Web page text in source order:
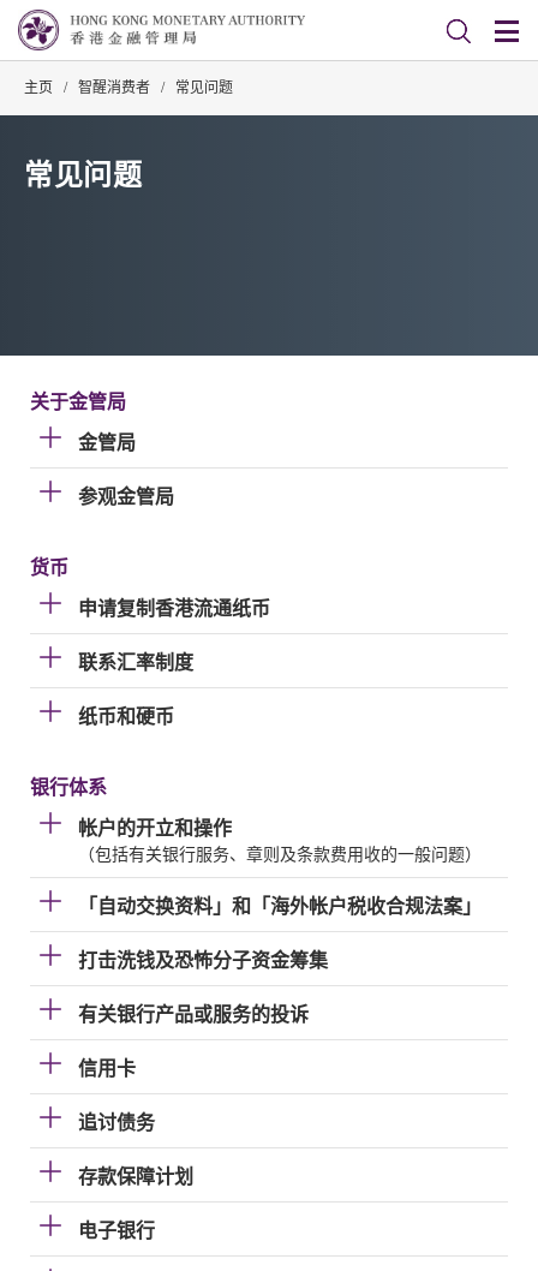
主页 / 智醒消费者 / 常见问题
常见问题
关于金管局
金管局
参观金管局
货币
申请复制香港流通纸币
联系汇率制度
纸币和硬币
银行体系
帐户的开立和操作
（包括有关银行服务、章则及条款费用收的一般问题）
「自动交换资料」和「海外帐户税收合规法案」
打击洗钱及恐怖分子资金筹集
有关银行产品或服务的投诉
信用卡
追讨债务
存款保障计划
电子银行